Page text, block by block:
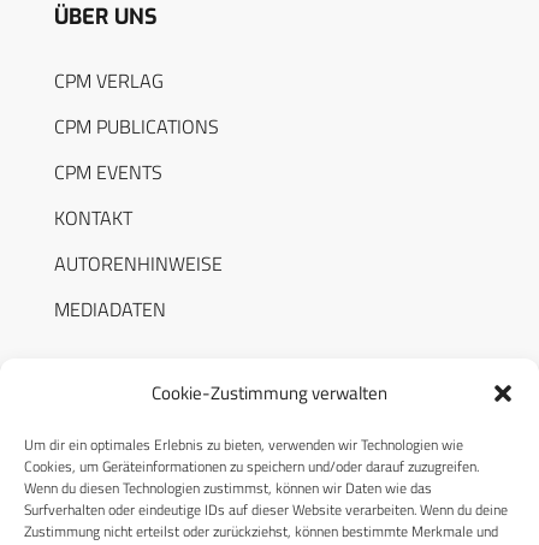
Cookie-Zustimmung verwalten
Um dir ein optimales Erlebnis zu bieten, verwenden wir Technologien wie
Cookies, um Geräteinformationen zu speichern und/oder darauf zuzugreifen.
Wenn du diesen Technologien zustimmst, können wir Daten wie das
Surfverhalten oder eindeutige IDs auf dieser Website verarbeiten. Wenn du deine
Zustimmung nicht erteilst oder zurückziehst, können bestimmte Merkmale und
ÜBER UNS
CPM VERLAG
CPM PUBLICATIONS
CPM EVENTS
KONTAKT
AUTORENHINWEISE
MEDIADATEN
RECHTLICHES
Datenschutzerklärung